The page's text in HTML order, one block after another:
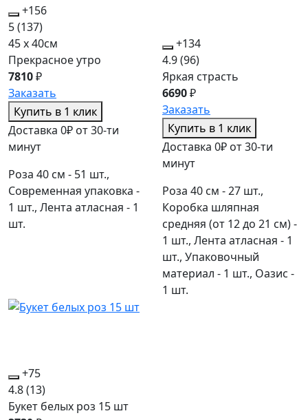
+156
5(137)
45 x 40см
Прекрасное утро
7810₽
Заказать
Купить в 1 клик
Доставка 0₽ от 30-ти
минут
Роза 40 см - 51 шт.,
Современная упаковка -
1 шт., Лента атласная - 1
шт.
+134
4.9(96)
Яркая страсть
6690₽
Заказать
Купить в 1 клик
Доставка 0₽ от 30-ти
минут
Роза 40 см - 27 шт.,
Коробка шляпная
средняя (от 12 до 21 см) -
1 шт., Лента атласная - 1
шт., Упаковочный
материал - 1 шт., Оазис -
1 шт.
+75
4.8(13)
Букет белых роз 15 шт